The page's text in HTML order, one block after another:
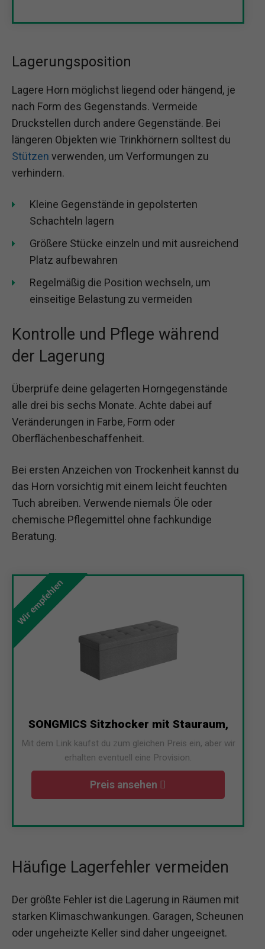
Lagerungsposition
Lagere Horn möglichst liegend oder hängend, je
nach Form des Gegenstands. Vermeide
Druckstellen durch andere Gegenstände. Bei
längeren Objekten wie Trinkhörnern solltest du
Stützen verwenden, um Verformungen zu
verhindern.
Kleine Gegenstände in gepolsterten
Schachteln lagern
Größere Stücke einzeln und mit ausreichend
Platz aufbewahren
Regelmäßig die Position wechseln, um
einseitige Belastung zu vermeiden
Kontrolle und Pflege während
der Lagerung
Überprüfe deine gelagerten Horngegenstände
alle drei bis sechs Monate. Achte dabei auf
Veränderungen in Farbe, Form oder
Oberflächenbeschaffenheit.
Bei ersten Anzeichen von Trockenheit kannst du
das Horn vorsichtig mit einem leicht feuchten
Tuch abreiben. Verwende niemals Öle oder
chemische Pflegemittel ohne fachkundige
Beratung.
Wir empfehlen
SONGMICS Sitzhocker mit Stauraum,
Mit dem Link kaufst du zum gleichen Preis ein, aber wir
erhalten eventuell eine Provision.
Preis ansehen
Häufige Lagerfehler vermeiden
Der größte Fehler ist die Lagerung in Räumen mit
starken Klimaschwankungen. Garagen, Scheunen
oder ungeheizte Keller sind daher ungeeignet.